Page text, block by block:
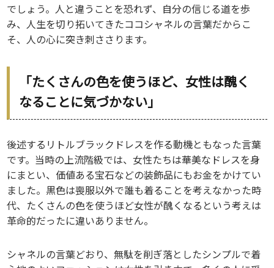
でしょう。人と違うことを恐れず、自分の信じる道を歩
み、人生を切り拓いてきたココシャネルの言葉だからこ
そ、人の心に突き刺ささります。
「たくさんの色を使うほど、女性は醜く
なることに気づかない」
後述するリトルブラックドレスを作る動機ともなった言葉
です。当時の上流階級では、女性たちは華美なドレスを身
にまとい、価値ある宝石などの装飾品にもお金をかけてい
ました。黒色は喪服以外で誰も着ることを考えなかった時
代、たくさんの色を使うほど女性が醜くなるという考えは
革命的だったに違いありません。
シャネルの言葉どおり、無駄を削ぎ落としたシンプルで着